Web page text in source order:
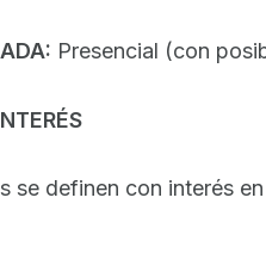
Presencial (con
se definen con interés